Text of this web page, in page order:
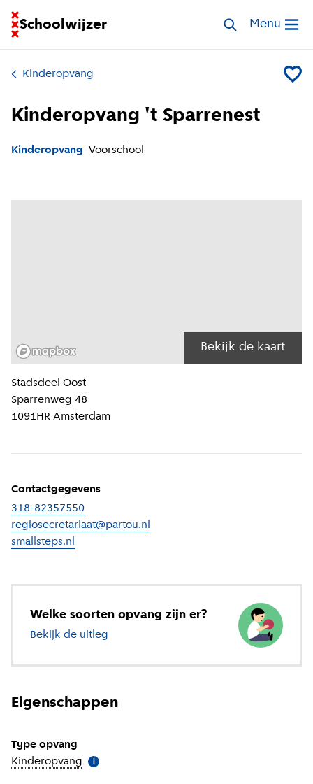
Schoolwijzer
Ga naar homepage van SchoolwijzerZoek opvang
Open
Menu
Kinderopvang Voeg
Kinderopvang 't Sparrenest
Kinderopvang Voorschool
Bekijk de kaart
Locatiegegevens
Stadsdeel Oost
Sparrenweg 48
1091HR Amsterdam
Contactgegevens
318-82357550
regiosecretariaat@partou.nl
smallsteps.nl
Welke soorten opvang zijn er?
Bekijk de uitleg over verschillende soorten opvang
Eigenschappen
Type opvang
Kinderopvang Meer informatie
i